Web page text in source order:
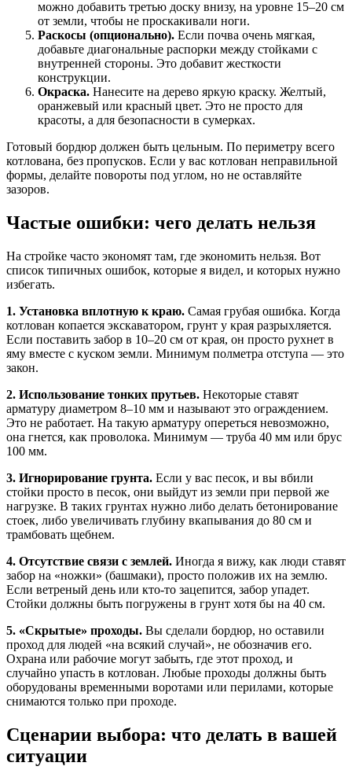
можно добавить третью доску внизу, на уровне 15–20 см
от земли, чтобы не проскакивали ноги.
Раскосы (опционально). Если почва очень мягкая,
добавьте диагональные распорки между стойками с
внутренней стороны. Это добавит жесткости
конструкции.
Окраска. Нанесите на дерево яркую краску. Желтый,
оранжевый или красный цвет. Это не просто для
красоты, а для безопасности в сумерках.
Готовый бордюр должен быть цельным. По периметру всего
котлована, без пропусков. Если у вас котлован неправильной
формы, делайте повороты под углом, но не оставляйте
зазоров.
Частые ошибки: чего делать нельзя
На стройке часто экономят там, где экономить нельзя. Вот
список типичных ошибок, которые я видел, и которых нужно
избегать.
1. Установка вплотную к краю. Самая грубая ошибка. Когда
котлован копается экскаватором, грунт у края разрыхляется.
Если поставить забор в 10–20 см от края, он просто рухнет в
яму вместе с куском земли. Минимум полметра отступа — это
закон.
2. Использование тонких прутьев. Некоторые ставят
арматуру диаметром 8–10 мм и называют это ограждением.
Это не работает. На такую арматуру опереться невозможно,
она гнется, как проволока. Минимум — труба 40 мм или брус
100 мм.
3. Игнорирование грунта. Если у вас песок, и вы вбили
стойки просто в песок, они выйдут из земли при первой же
нагрузке. В таких грунтах нужно либо делать бетонирование
стоек, либо увеличивать глубину вкапывания до 80 см и
трамбовать щебнем.
4. Отсутствие связи с землей. Иногда я вижу, как люди ставят
забор на «ножки» (башмаки), просто положив их на землю.
Если ветреный день или кто-то зацепится, забор упадет.
Стойки должны быть погружены в грунт хотя бы на 40 см.
5. «Скрытые» проходы. Вы сделали бордюр, но оставили
проход для людей «на всякий случай», не обозначив его.
Охрана или рабочие могут забыть, где этот проход, и
случайно упасть в котлован. Любые проходы должны быть
оборудованы временными воротами или перилами, которые
снимаются только при проходе.
Сценарии выбора: что делать в вашей
ситуации